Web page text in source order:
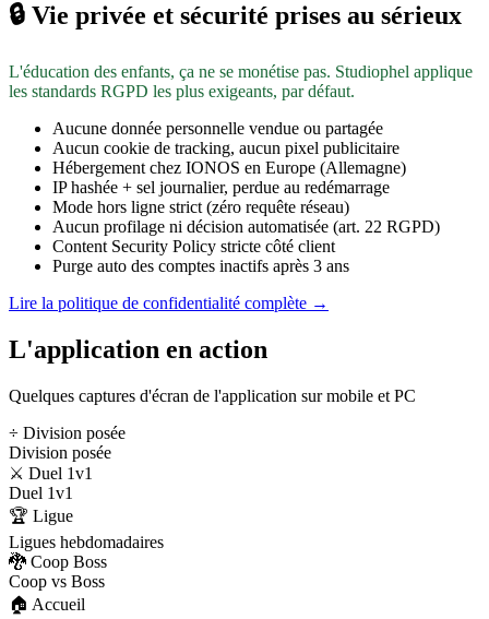
🔒 Vie privée et sécurité prises au sérieux
L'éducation des enfants, ça ne se monétise pas. Studiophel applique
les standards RGPD les plus exigeants, par défaut.
Aucune donnée personnelle vendue ou partagée
Aucun cookie de tracking, aucun pixel publicitaire
Hébergement chez IONOS en Europe (Allemagne)
IP hashée + sel journalier, perdue au redémarrage
Mode hors ligne strict (zéro requête réseau)
Aucun profilage ni décision automatisée (art. 22 RGPD)
Content Security Policy stricte côté client
Purge auto des comptes inactifs après 3 ans
Lire la politique de confidentialité complète →
L'application en action
Quelques captures d'écran de l'application sur mobile et PC
÷ Division posée
Division posée
⚔️ Duel 1v1
Duel 1v1
🏆 Ligue
Ligues hebdomadaires
🐉 Coop Boss
Coop vs Boss
🏠 Accueil